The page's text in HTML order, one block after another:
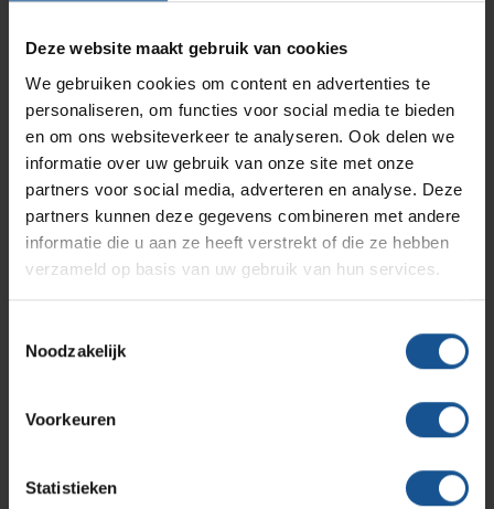
Deze website maakt gebruik van cookies
We gebruiken cookies om content en advertenties te
personaliseren, om functies voor social media te bieden
en om ons websiteverkeer te analyseren. Ook delen we
informatie over uw gebruik van onze site met onze
partners voor social media, adverteren en analyse. Deze
partners kunnen deze gegevens combineren met andere
informatie die u aan ze heeft verstrekt of die ze hebben
verzameld op basis van uw gebruik van hun services.
Noodzakelijk
Voorkeuren
Statistieken
opslag. De productie van maatwerk is in eigen beheer. VE-
Systems speelt zowel op standaard als specifieke
maatwerk vraagstukken snel en flexibel in op
klantspecificaties en komt daarmee tot creatieve en
efficiënte oplossingen.
Het productassortiment van VE-Systems is overzichtelijk
gerangschikt en door de handige filters vindt u snel het
juiste product binnen ons uitgebreide assortiment. Direct al
behoefte aan contact met een medewerker die kennis heeft
van uw branche? Neem dancontactmet ons op.
Offerte
Wilt u direct een vrijblijvende offerte voor dit product
Branches
Solutions
RVS Werkplekinrichting
Productlijnen
Medische afvalverpakkingen
Infectiepreventie en hygiëne
Assortiment
Onze merken
Hammerlit
Septodry
Metro
Zarges
Contact
Ons team
Klantcases
Vacatures